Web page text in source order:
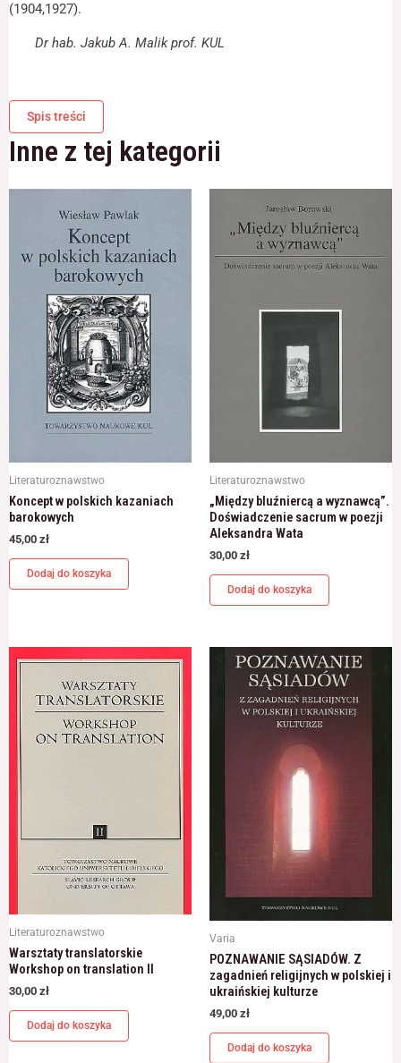
(1904,1927).
Dr hab. Jakub A. Malik prof. KUL
Spis treści
Inne z tej kategorii
Literaturoznawstwo
Koncept w polskich kazaniach
barokowych
45,00 zł
Dodaj do koszyka
Literaturoznawstwo
„Między bluźniercą a wyznawcą”.
Doświadczenie sacrum w poezji
Aleksandra Wata
30,00 zł
Dodaj do koszyka
Literaturoznawstwo
Warsztaty translatorskie
Workshop on translation II
30,00 zł
Dodaj do koszyka
Varia
POZNAWANIE SĄSIADÓW. Z
zagadnień religijnych w polskiej i
ukraińskiej kulturze
49,00 zł
Dodaj do koszyka